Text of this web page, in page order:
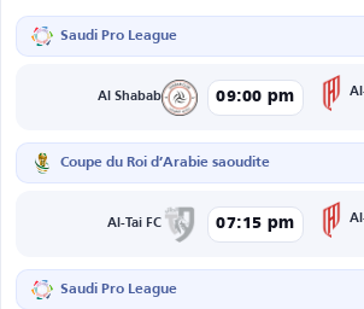
Saudi Pro League
Al Shabab 09:00 pm
Coupe du Roi d’Arabie saoudite
Al-Tai FC 07:15 pm
Saudi Pro League